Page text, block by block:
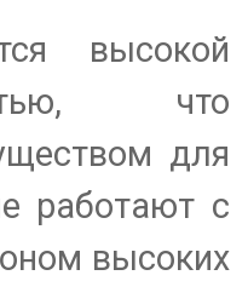
высокой
что
для
работают с
высоких